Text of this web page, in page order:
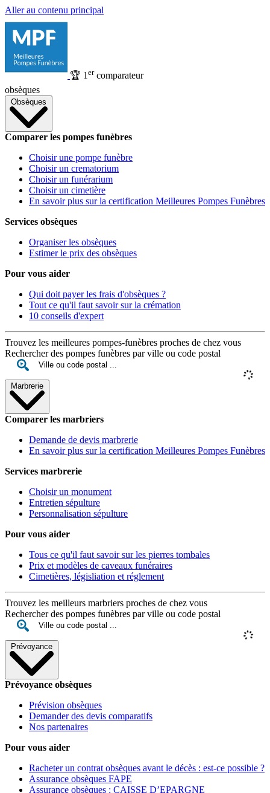
Aller au contenu principal
🏆 1 ercomparateur
obsèques
Obsèques
Comparer les pompes funèbres
Choisir une pompe funèbre
Choisir un crematorium
Choisir un funérarium
Choisir un cimetière
En savoir plus sur la certification Meilleures Pompes Funèbres
Services obsèques
Organiser les obsèques
Estimer le prix des obsèques
Pour vous aider
Qui doit payer les frais d'obsèques ?
Tout ce qu'il faut savoir sur la crémation
10 conseils d'expert
Trouvez les meilleures pompes-funèbres proches de chez vous
Rechercher des pompes funèbres par ville ou code postal
Marbrerie
Comparer les marbriers
Demande de devis marbrerie
En savoir plus sur la certification Meilleures Pompes Funèbres
Services marbrerie
Choisir un monument
Entretien sépulture
Personnalisation sépulture
Pour vous aider
Tous ce qu'il faut savoir sur les pierres tombales
Prix et modèles de caveaux funéraires
Cimetières, législiation et réglement
Trouvez les meilleurs marbriers proches de chez vous
Rechercher des pompes funèbres par ville ou code postal
Prévoyance
Prévoyance obsèques
Prévision obsèques
Demander des devis comparatifs
Nos partenaires
Pour vous aider
Racheter un contrat obsèques avant le décès : est-ce possible ?
Assurance obsèques FAPE
Assurance obsèques : CAISSE D’EPARGNE